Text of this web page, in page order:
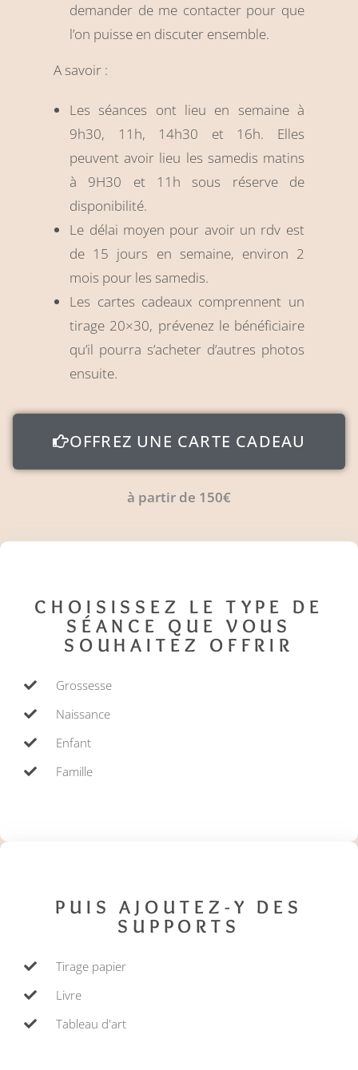
demander de me contacter pour que
l’on puisse en discuter ensemble.
A savoir :
Les séances ont lieu en semaine à
9h30, 11h, 14h30 et 16h. Elles
peuvent avoir lieu les samedis matins
à 9H30 et 11h sous réserve de
disponibilité.
Le délai moyen pour avoir un rdv est
de 15 jours en semaine, environ 2
mois pour les samedis.
Les cartes cadeaux comprennent un
tirage 20×30, prévenez le bénéficiaire
qu’il pourra s’acheter d’autres photos
ensuite.
OFFREZ UNE CARTE CADEAU
à partir de 150€
CHOISISSEZ LE TYPE DE
SÉANCE QUE VOUS
SOUHAITEZ OFFRIR
Grossesse
Naissance
Enfant
Famille
PUIS AJOUTEZ-Y DES
SUPPORTS
Tirage papier
Livre
Tableau d'art